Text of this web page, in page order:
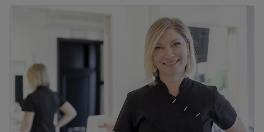
des prestations variées telles que la beauté des mains et
des pieds, les soins visage, la coiffure, les soins corps, les
massages ainsi que des conseils de style personnalisés.
Go to venue
10:00–19:00
Donderdag
10:00
19:00
10:00
19:00
Zaterdag
10:00
Zondag
Gesloten
Bollywood Beauty Salon est un institut de beauté installé
à Anderlecht. Profitez d'un moment rien qu'à vous grâce